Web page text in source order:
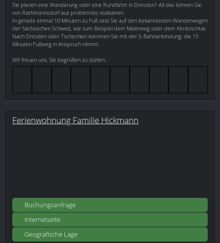
Sie planen eine Wanderung oder eine Rundfahrt in Dresden? All das können Sie
von Rathmannsdorf aus problemlos realisieren.
In gerade einmal 10 Minuten zu Fuß sind Sie auf den bekanntesten Wanderwegen
der Sächsischen Schweiz, wie zum Beispiel dem Malerweg oder dem Kirnitzschtal.
Nach Dresden oder Tschechien kommen Sie mit der S-Bahnanbindung, die 15
Minuten Fußweg in Anspruch nimmt.
Wir freuen uns, Sie begrüßen zu dürfen.
Ferienwohnung Familie Hickmann
Buchungsanfrage
Internetseite
Geografische Lage